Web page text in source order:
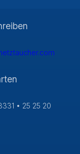
• 25 25 20